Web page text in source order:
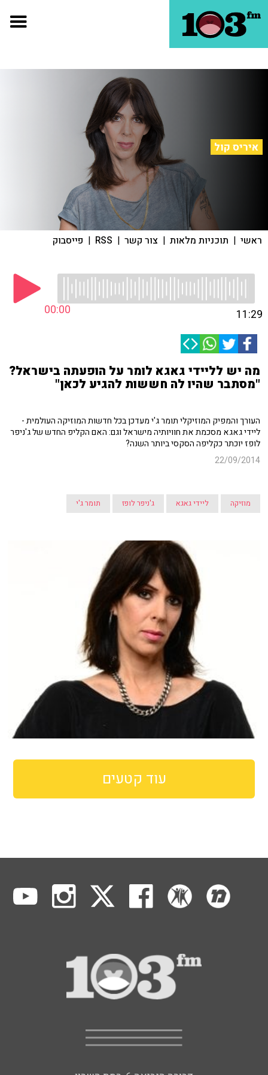
איריס קול
ראשי | תוכניות מלאות | צור קשר |
RSS
| פייסבוק
00:00 11:29
מה יש לליידי גאגא לומר על הופעתה בישראל?
"מסתבר שהיו לה חששות להגיע לכאן"
העורך והמפיק המוזיקלי תומר ג'י מעדכן בכל חדשות המוזיקה העולמית -
ליידי גאגא מסכמת את חוויותיה מישראל וגם: האם הקליפ החדש של ג'ניפר
לופז יוכתר כקליפה הסקסי ביותר השנה?
22/09/2014
מוזיקה ליידי גאגא ג'ניפר לופז תומר ג'י
עוד קטעים